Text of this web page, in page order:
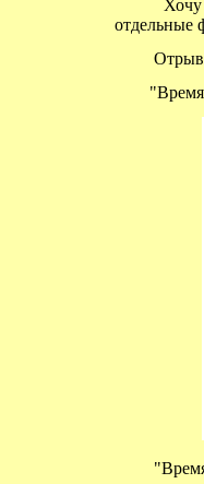
Хочу
отдельные